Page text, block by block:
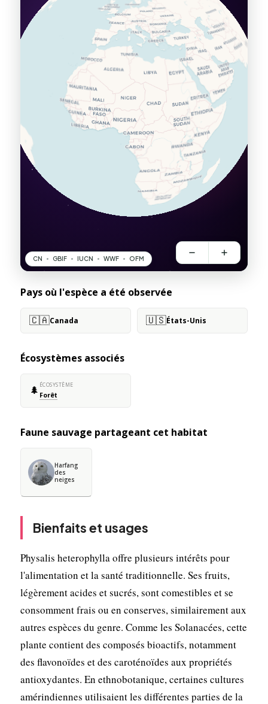
Pays où l'espèce a été observée
🇨🇦Canada 🇺🇸États-Unis
Écosystèmes associés
🌲 ÉCOSYSTÈME
Forêt
Faune sauvage partageant cet habitat
Harfang
des
neiges
Bienfaits et usages
Physalis heterophylla offre plusieurs intérêts pour
l'alimentation et la santé traditionnelle. Ses fruits,
légèrement acides et sucrés, sont comestibles et se
consomment frais ou en conserves, similairement aux
autres espèces du genre. Comme les Solanacées, cette
plante contient des composés bioactifs, notamment
des flavonoïdes et des caroténoïdes aux propriétés
antioxydantes. En ethnobotanique, certaines cultures
amérindiennes utilisaient les différentes parties de la